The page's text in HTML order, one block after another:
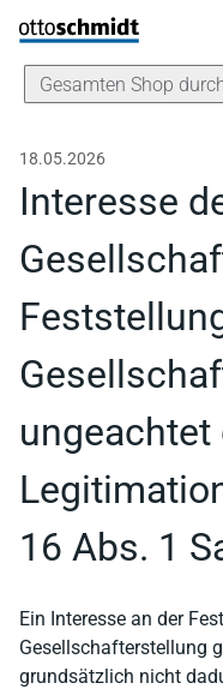
Direkt zum Inhalt
18.05.2026
Interesse
ungeachtet
16 Abs. 1
Ein Interesse an der
Gesellschafterstellung
grundsätzlich nicht